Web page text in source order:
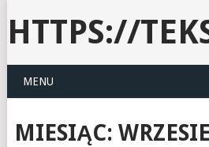
HTTPS://
MENU
MIESIĄC: